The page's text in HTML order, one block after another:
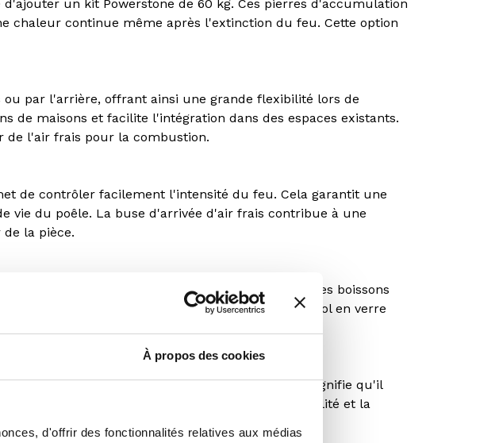
À propos des cookies
d'offrir des fonctionnalités relatives aux médias
un kit Powerstone de 60 kg. Ces pierres d'accumulation
chaleur continue même après l'extinction du feu. Cette option
ou par l'arrière, offrant ainsi une grande flexibilité lors de
de maisons et facilite l'intégration dans des espaces existants.
de l'air frais pour la combustion.
de contrôler facilement l'intensité du feu. Cela garantit une
vie du poêle. La buse d'arrivée d'air frais contribue à une
la pièce.
plat, permettant de chauffer des aliments ou des boissons
Vous pouvez également ajouter une plaque de sol en verre
touche de modernité.
la norme EcoDesign 2022. Cette certification signifie qu'il
offre une garantie de 5 ans, soulignant la qualité et la